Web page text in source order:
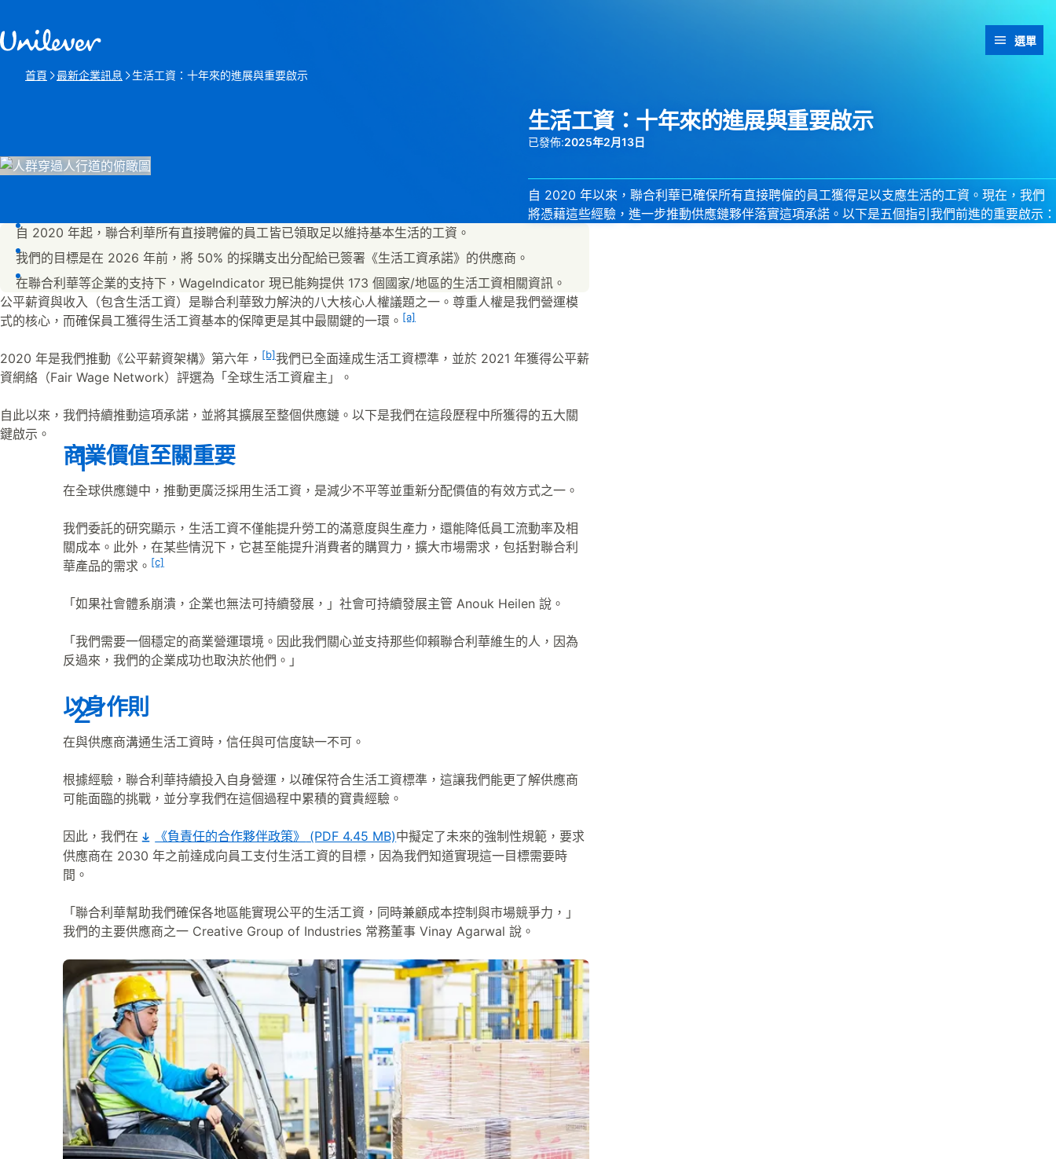
選單
首頁 最新企業訊息本頁:生活工資：十年來的進展與重要啟示
生活工資：十年來的進展與重要啟示
已發佈:2025年2月13日
自 2020 年以來，聯合利華已確保所有直接聘僱的員工獲得足以支應生活的工資。現在，我們
將憑藉這些經驗，進一步推動供應鏈夥伴落實這項承諾。以下是五個指引我們前進的重要啟示：
自 2020 年起，聯合利華所有直接聘僱的員工皆已領取足以維持基本生活的工資。
我們的目標是在 2026 年前，將 50% 的採購支出分配給已簽署《生活工資承諾》的供應商。
在聯合利華等企業的支持下，WageIndicator 現已能夠提供 173 個國家/地區的生活工資相關資訊。
公平薪資與收入（包含生活工資）是聯合利華致力解決的八大核心人權議題之一。尊重人權是我們營運模
式的核心，而確保員工獲得生活工資基本的保障更是其中最關鍵的一環。 [a]
2020 年是我們推動《公平薪資架構》第六年， [b]我們已全面達成生活工資標準，並於 2021 年獲得公平薪
資網絡（Fair Wage Network）評選為「全球生活工資雇主」。
自此以來，我們持續推動這項承諾，並將其擴展至整個供應鏈。以下是我們在這段歷程中所獲得的五大關
鍵啟示。
商業價值至關重要
在全球供應鏈中，推動更廣泛採用生活工資，是減少不平等並重新分配價值的有效方式之一。
我們委託的研究顯示，生活工資不僅能提升勞工的滿意度與生產力，還能降低員工流動率及相
關成本。此外，在某些情況下，它甚至能提升消費者的購買力，擴大市場需求，包括對聯合利
華產品的需求。 [c]
「如果社會體系崩潰，企業也無法可持續發展，」社會可持續發展主管 Anouk Heilen 說。
「我們需要一個穩定的商業營運環境。因此我們關心並支持那些仰賴聯合利華維生的人，因為
反過來，我們的企業成功也取決於他們。」
以身作則
在與供應商溝通生活工資時，信任與可信度缺一不可。
根據經驗，聯合利華持續投入自身營運，以確保符合生活工資標準，這讓我們能更了解供應商
可能面臨的挑戰，並分享我們在這個過程中累積的寶貴經驗。
因此，我們在 《負責任的合作夥伴政策》 (PDF 4.45 MB)中擬定了未來的強制性規範，要求
供應商在 2030 年之前達成向員工支付生活工資的目標，因為我們知道實現這一目標需要時
間。
「聯合利華幫助我們確保各地區能實現公平的生活工資，同時兼顧成本控制與市場競爭力，」
我們的主要供應商之一 Creative Group of Industries 常務董事 Vinay Agarwal 說。